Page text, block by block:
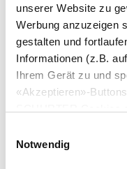
unserer Website zu
Werbung anzuzeigen
gestalten und
Informationen (z.B.
Ihrem Gerät zu und
«Akzeptieren»-
«Einstellungen» am
werden unseren
Notwendig